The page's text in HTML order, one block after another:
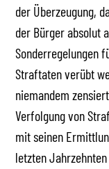
der Überzeugung,
der Bürger absolut
Sonderregelungen
Straftaten verübt
niemandem
Verfolgung von
mit seinen
letzten